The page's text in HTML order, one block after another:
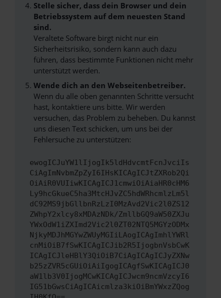
Stelle sicher, dass dein Browser und dein
Betriebssystem auf dem neuesten Stand
sind.
Veraltete Software birgt nicht nur ein
Sicherheitsrisiko, sondern kann auch dazu
führen, dass bestimmte Funktionen nicht mehr
unterstützt werden.
Wende dich an den Webseitenbetreiber.
Wenn du alle oben genannten Schritte versucht
hast, kontaktiere uns bitte. Wir werden
versuchen, das Problem zu beheben. Du kannst
uns diesen Text schicken, um uns bei der
Fehlersuche zu unterstützen:
ewogICJuYW1lIjogIk5ldHdvcmtFcnJvciIs
CiAgImNvbmZpZyI6IHsKICAgICJtZXRob2Qi
OiAiR0VUIiwKICAgICJ1cmwiOiAiaHR0cHM6
Ly9hcGkueC5ha3MtcHJvZC5hdWRhcmlzLm5l
dC92MS9jbGllbnRzLzI0MzAvd2Vic2l0ZS12
ZWhpY2xlcy8xMDAzNDk/ZmllbGQ9aW50ZXJu
YWxOdW1iZXImd2Vic2l0ZT02NTQ5MGYzODMx
NjkyMDJhMGYwZWUyMGIiLAogICAgImhlYWRl
cnMiOiB7fSwKICAgICJib2R5IjogbnVsbCwK
ICAgICJleHBlY3QiOiB7CiAgICAgICJyZXNw
b25zZVR5cGUiOiAiIgogICAgfSwKICAgICJ0
aW1lb3V0IjogMCwKICAgICJwcm9ncmVzcyI6
IG51bGwsCiAgICAicmlza3kiOiBmYWxzZQog